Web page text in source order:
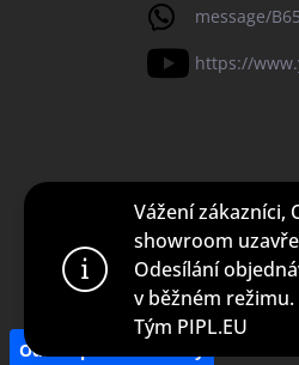
Vážení zákazníci,
showroom
Odesílání
v běžném
Tým PIPL.EU
message/
https://
Copyright 2026Pipl
Odstoupit od smlouvy